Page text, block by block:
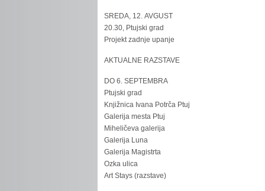
SREDA, 12. AVGUST
20.30, Ptujski grad
Projekt zadnje upanje
AKTUALNE RAZSTAVE
DO 6. SEPTEMBRA
Ptujski grad
Knjižnica Ivana Potrča Ptuj
Galerija mesta Ptuj
Miheličeva galerija
Galerija Luna
Galerija Magistrta
Ozka ulica
Art Stays (razstave)